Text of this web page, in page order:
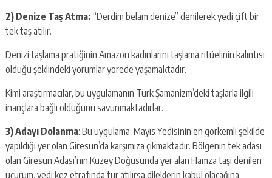
2) Denize Taş Atma: “Derdim belam denize” denilerek yedi çift bir
tek taş atılır.
Denizi taşlama pratiğinin Amazon kadınlarını taşlama ritüelinin kalıntısı
olduğu şeklindeki yorumlar yörede yaşamaktadır.
Kimi araştırmacılar, bu uygulamanın Türk Şamanizm’deki taşlarla ilgili
inançlara bağlı olduğunu savunmaktadırlar.
3) Adayı Dolanma: Bu uygulama, Mayıs Yedisinin en görkemli şekilde
yapıldığı yer olan Giresun’da karşımıza çıkmaktadır. Bölgenin tek adası
olan Giresun Adası’nın Kuzey Doğusunda yer alan Hamza taşı denilen
uçurum, yedi kez etrafında tur atılırsa dileklerin kabul olacağına